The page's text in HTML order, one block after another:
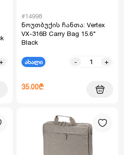
+
#14998
ნოუთბუქის ჩანთა: Vertex
VX-316B Carry Bag 15.6"
Black
ახალი - +
35.00₾